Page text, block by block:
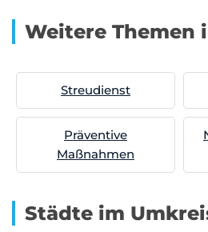
Weitere Themen
Streudienst
Präventive
Maßnahmen
Städte im